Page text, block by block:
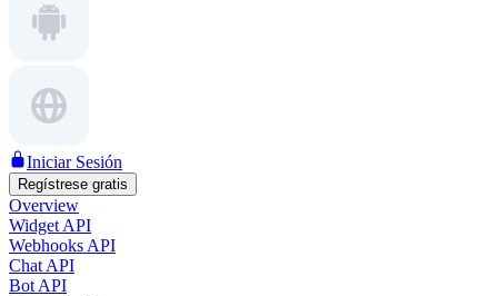
Iniciar Sesión
Regístrese gratis
Overview
Widget API
Webhooks API
Chat API
Bot API